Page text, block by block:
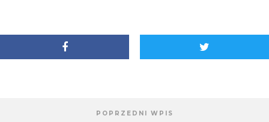
oknie) nowym
POPRZEDNI WPIS